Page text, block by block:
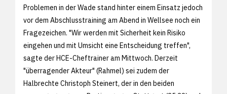
Problemen in der Wade stand hinter einem Einsatz jedoch
vor dem Abschlusstraining am Abend in Wellsee noch ein
Fragezeichen. "Wir werden mit Sicherheit kein Risiko
eingehen und mit Umsicht eine Entscheidung treffen",
sagte der HCE-Cheftrainer am Mittwoch. Derzeit
"überragender Akteur" (Rahmel) sei zudem der
Halbrechte Christoph Steinert, der in den beiden